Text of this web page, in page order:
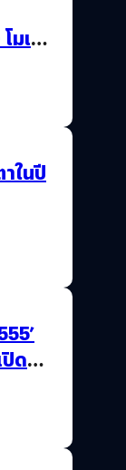
เดล
ในปี
ปิด